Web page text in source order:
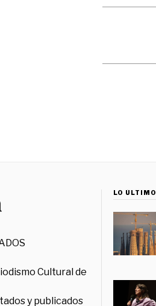
Cultural de
y publicados
LO ÚLTIMO